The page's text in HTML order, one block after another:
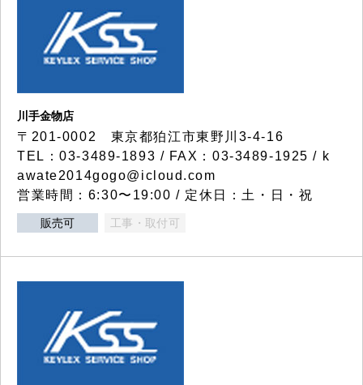
川手金物店
〒201-0002 東京都狛江市東野川3-4-16
TEL：03-3489-1893 / FAX：03-3489-1925 / k
awate2014gogo@icloud.com
営業時間：6:30〜19:00 / 定休日：土・日・祝
販売可 工事・取付可